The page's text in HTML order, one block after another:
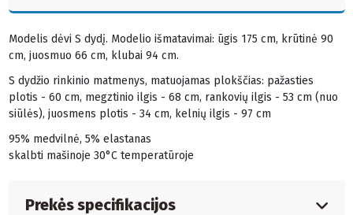
Modelis dėvi S dydį. Modelio išmatavimai: ūgis 175 cm, krūtinė 90
cm, juosmuo 66 cm, klubai 94 cm.
S dydžio rinkinio matmenys, matuojamas plokščias: pažasties
plotis - 60 cm, megztinio ilgis - 68 cm, rankovių ilgis - 53 cm (nuo
siūlės), juosmens plotis - 34 cm, kelnių ilgis - 97 cm
95% medvilnė, 5% elastanas
skalbti mašinoje 30°C temperatūroje
Prekės specifikacijos